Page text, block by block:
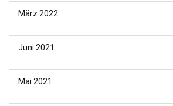
März 2022
Juni 2021
Mai 2021